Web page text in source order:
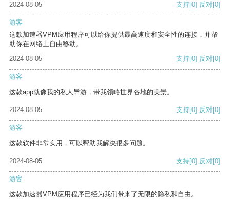
2024-08-05
支持[0] 反对[0]
游客
这款加速器VPM应用程序可以给你提供最高速度和安全性的连接，并帮
助你在网络上自由移动。
2024-08-05
支持[0] 反对[0]
游客
这款app就像我的私人导游，带我领略世界各地的美景。
2024-08-05 支持[0] 反对[0]
游客
这款软件非常实用，可以帮助我解决很多问题。
2024-08-05 支持[0] 反对[0]
游客
这款加速器VPM应用程序已经为我们带来了无限的隐私和自由。